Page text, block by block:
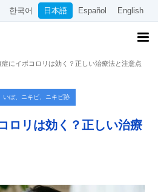
한국어 日本語 Español English
症にイボコロリは効く？正しい治療法と注意点
いぼ、ニキビ、ニキビ跡
ロリは効く？正しい治療